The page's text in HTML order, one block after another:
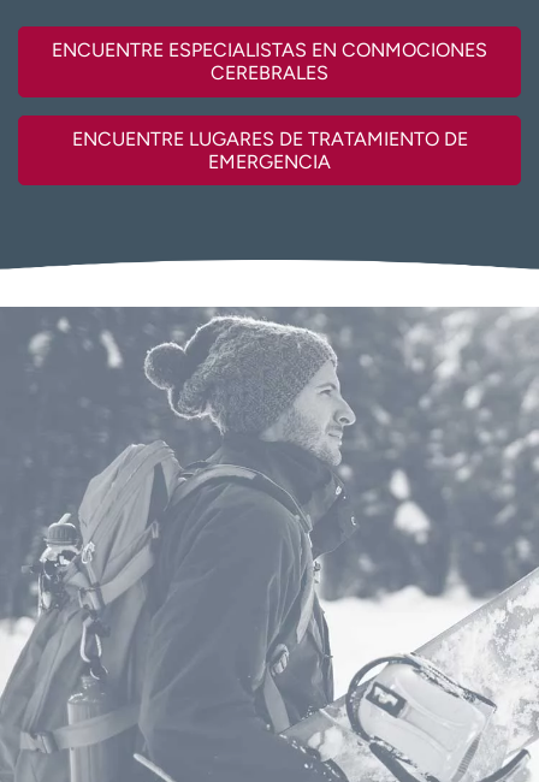
ENCUENTRE ESPECIALISTAS EN CONMOCIONES
CEREBRALES
ENCUENTRE LUGARES DE TRATAMIENTO DE
EMERGENCIA